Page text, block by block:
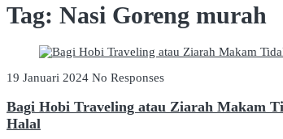
Tag: Nasi Goreng murah
19 Januari 2024 No Responses
Bagi Hobi Traveling atau Ziarah Makam
Halal